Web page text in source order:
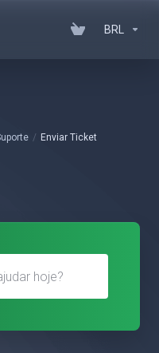
BRL
Enviar Ticket